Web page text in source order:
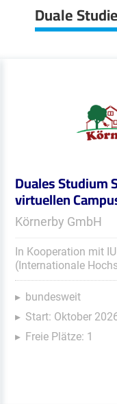
Duale
Duales Studium
virtuellen
Körnerby GmbH
In Kooperation mit
(Internationale
bundesweit
Start: Oktober
Freie Plätze: 1